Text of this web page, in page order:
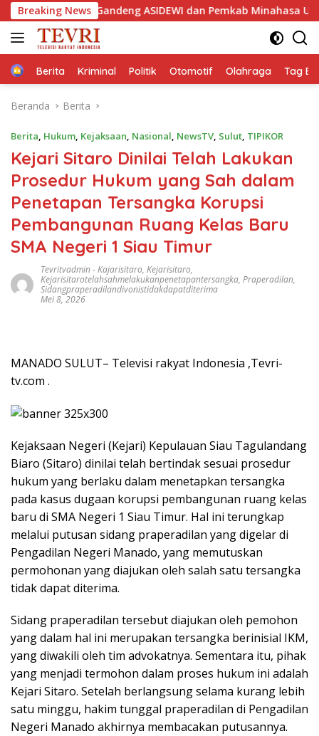
Langsung
ke
konten
Breaking News
Gandeng ASIDEWI dan Pemkab Minahasa Utara,
HomeBerita Kriminal Politik Otomotif Olahraga Tag
Beranda Berita
Berita, Hukum, Kejaksaan, Nasional, NewsTV, Sulut, TIPIKOR
Kejari Sitaro Dinilai Telah Lakukan
Prosedur Hukum yang Sah dalam
Penetapan Tersangka Korupsi
Pembangunan Ruang Kelas Baru
SMA Negeri 1 Siau Timur
Tevritvadmin-Kajarisitaro, Kejarisitaro,
Kejarisitarotelahsahmelakukanpenetapantersangka, Praperadilan,
Sidangpraperadilandivonistidakdapatditerima
Mei 8, 2026
MANADO SULUT– Televisi rakyat Indonesia ,Tevri-
tv.com .
Kejaksaan Negeri (Kejari) Kepulauan Siau Tagulandang
Biaro (Sitaro) dinilai telah bertindak sesuai prosedur
hukum yang berlaku dalam menetapkan tersangka
pada kasus dugaan korupsi pembangunan ruang kelas
baru di SMA Negeri 1 Siau Timur. Hal ini terungkap
melalui putusan sidang praperadilan yang digelar di
Pengadilan Negeri Manado, yang memutuskan
permohonan yang diajukan oleh salah satu tersangka
tidak dapat diterima.
Sidang praperadilan tersebut diajukan oleh pemohon
yang dalam hal ini merupakan tersangka berinisial IKM,
yang diwakili oleh tim advokatnya. Sementara itu, pihak
yang menjadi termohon dalam proses hukum ini adalah
Kejari Sitaro. Setelah berlangsung selama kurang lebih
satu minggu, hakim tunggal praperadilan di Pengadilan
Negeri Manado akhirnya membacakan putusannya.